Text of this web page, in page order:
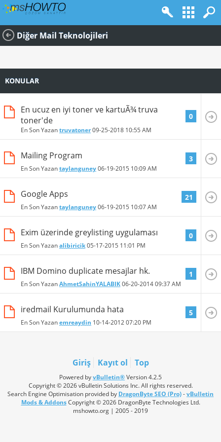
Diğer Mail Teknolojileri
KONULAR
En ucuz en iyi toner ve kartuÃ¾ truva
toner'de
En Son Yazantruvatoner09-25-2018 10:55 AM
0
Mailing Program
En Son Yazantaylanguney06-19-2015 10:09 AM
3
Google Apps
En Son Yazantaylanguney06-19-2015 10:07 AM
21
Exim üzerinde greylisting uygulaması
En Son Yazanalibiricik05-17-2015 11:01 PM
0
IBM Domino duplicate mesajlar hk.
En Son YazanAhmetSahinYALABIK06-20-201409:37 AM
1
iredmail Kurulumunda hata
En Son Yazanemreaydin 10-14-201207:20 PM
5
Giriş Kayıt ol Top
Powered byvBulletin®Version 4.2.5
Copyright © 2026 vBulletin Solutions Inc. All rights reserved.
Search Engine Optimisation provided by DragonByte SEO (Pro)-vBulletin
Mods & AddonsCopyright © 2026 DragonByte Technologies Ltd.
mshowto.org | 2005 - 2019